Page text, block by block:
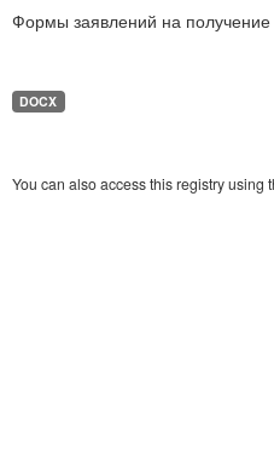
Формы заявлений на
DOCX
You can also access this registry using